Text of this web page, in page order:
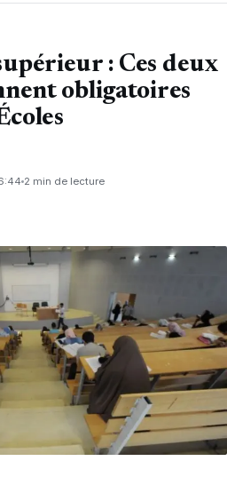
: Ces deux
obligatoires
2 min de lecture